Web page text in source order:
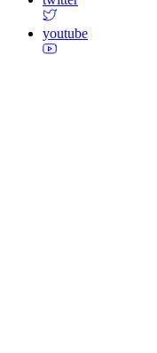
youtube